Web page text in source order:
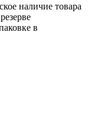
наличие товара
в